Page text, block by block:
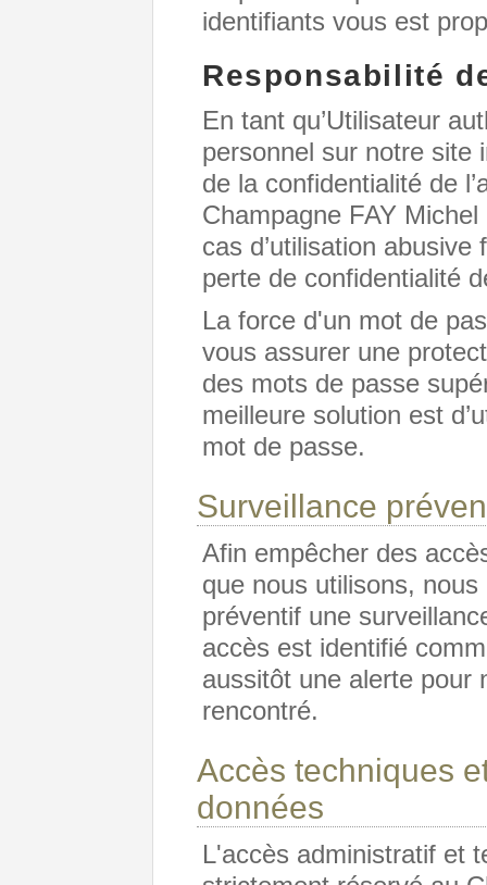
identifiants vous est
Responsabilité
En tant qu’Utilisateur
personnel sur notre site
de la confidentialité de
Champagne FAY
cas d’utilisation
perte de confidentialité
La force d'un mot de
vous assurer une
des mots de passe
meilleure solution est
mot de passe.
Surveillance
Afin empêcher des
que nous utilisons,
préventif une
accès est identifié
aussitôt une alerte pour
rencontré.
Accès techniques
données
L'accès administratif et